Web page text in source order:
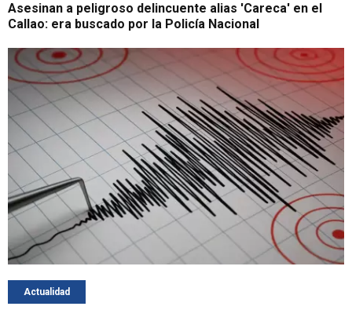
Asesinan a peligroso delincuente alias 'Careca' en el
Callao: era buscado por la Policía Nacional
Actualidad